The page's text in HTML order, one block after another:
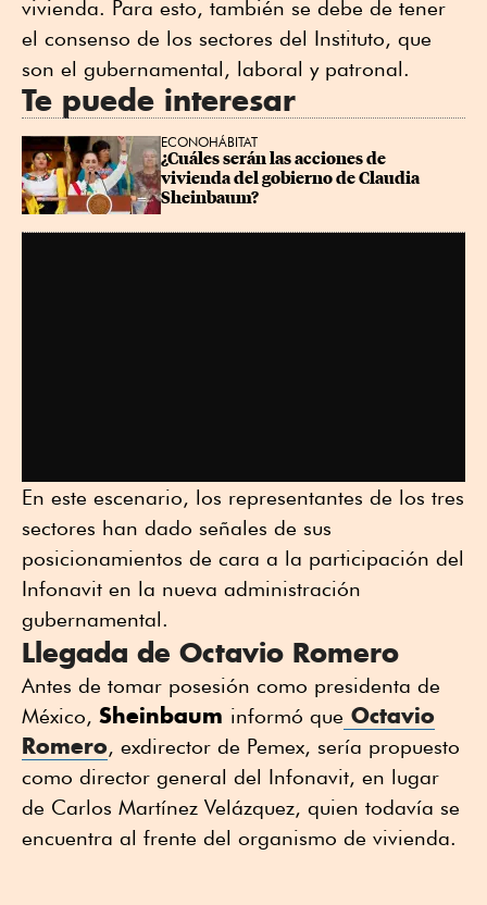
vivienda. Para esto, también se debe de tener
el consenso de los sectores del Instituto, que
son el gubernamental, laboral y patronal.
Te puede interesar
ECONOHÁBITAT
¿Cuáles serán las acciones de
vivienda del gobierno de Claudia
Sheinbaum?
En este escenario, los representantes de los tres
sectores han dado señales de sus
posicionamientos de cara a la participación del
Infonavit en la nueva administración
gubernamental.
Llegada de Octavio Romero
Antes de tomar posesión como presidenta de
México, Sheinbaum informó que Octavio
Romero, exdirector de Pemex, sería propuesto
como director general del Infonavit, en lugar
de Carlos Martínez Velázquez, quien todavía se
encuentra al frente del organismo de vivienda.